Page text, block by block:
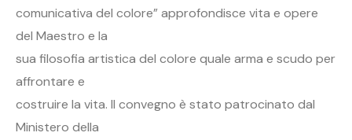
comunicativa del colore” approfondisce vita e opere
del Maestro e la
sua filosofia artistica del colore quale arma e scudo per
affrontare e
costruire la vita. Il convegno è stato patrocinato dal
Ministero della